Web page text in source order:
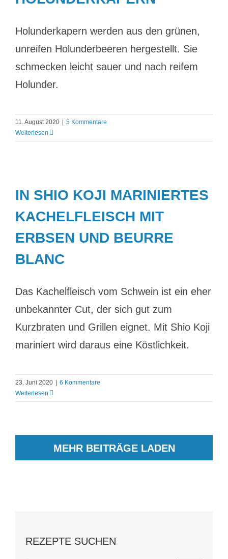
Holunderkapern werden aus den grünen,
unreifen Holunderbeeren hergestellt. Sie
schmecken leicht sauer und nach reifem
Holunder.
11. August 2020
5 Kommentare
Weiterlesen
IN SHIO KOJI MARINIERTES
KACHELFLEISCH MIT
ERBSEN UND BEURRE
BLANC
Das Kachelfleisch vom Schwein ist ein eher
unbekannter Cut, der sich gut zum
Kurzbraten und Grillen eignet. Mit Shio Koji
mariniert wird daraus eine Köstlichkeit.
23. Juni 2020
6 Kommentare
Weiterlesen
MEHR BEITRÄGE LADEN
REZEPTE SUCHEN